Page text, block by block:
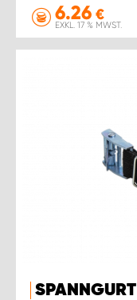
6.26 €
EXKL. 17 % MWST.
SPANNGURT